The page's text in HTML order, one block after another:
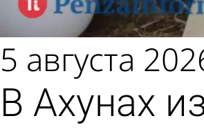
5 августа
В Ахунах